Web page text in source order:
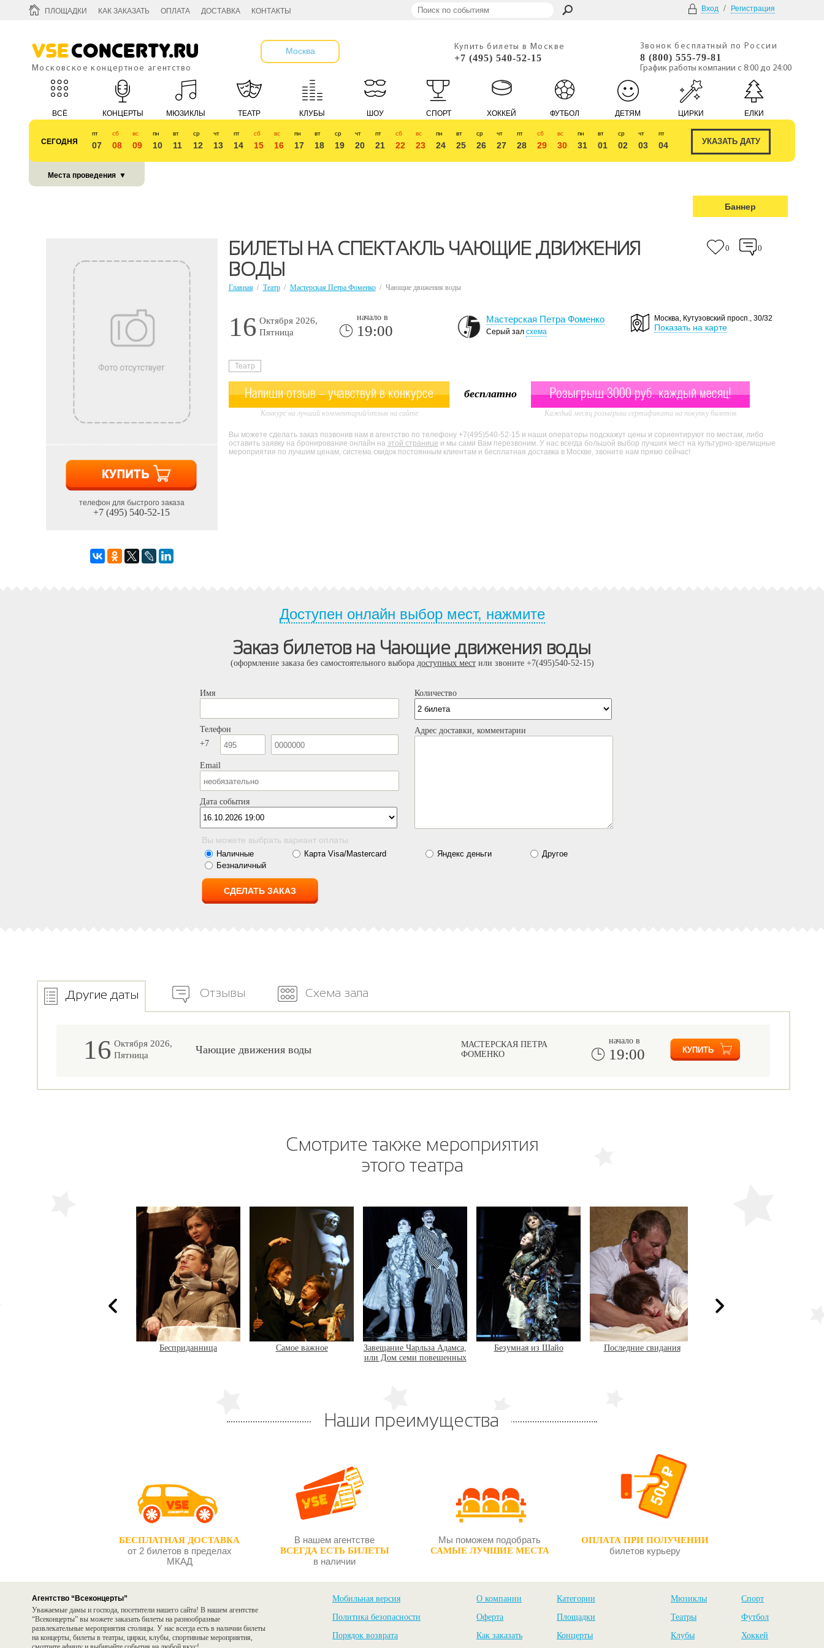
ПЛОЩАДКИ КАК ЗАКАЗАТЬ ОПЛАТА ДОСТАВКА КОНТАКТЫ Вход / Регистрация
VseConcerty.ru
Московское концертное агентство
Москва Купить билеты в Москве
+7 (495) 540-52-15
Звонок бесплатный по России
8 (800) 555-79-81
График работы компании с 8:00 до 24:00
ВСЁ КОНЦЕРТЫ МЮЗИКЛЫ ТЕАТР КЛУБЫ ШОУ СПОРТ ХОККЕЙ ФУТБОЛ ДЕТЯМ ЦИРКИ ЕЛКИ
СЕГОДНЯ
пт
07
сб
08
вс
09
пн
10
вт
11
ср
12
чт
13
пт
14
сб
15
вс
16
пн
17
вт
18
ср
19
чт
20
пт
21
сб
22
вс
23
пн
24
вт
25
ср
26
чт
27
пт
28
сб
29
вс
30
пн
31
вт
01
ср
02
чт
03
пт
04
Места проведения ▼
Баннер
телефон для быстрого заказа
+7 (495) 540-52-15
БИЛЕТЫ НА СПЕКТАКЛЬ ЧАЮЩИЕ ДВИЖЕНИЯ
ВОДЫ
0 0
Главная / Театр / Мастерская Петра Фоменко / Чающие движения воды
16 Октября 2026,
Пятница
начало в
19:00
Мастерская Петра Фоменко
Серый зал схема
Москва, Кутузовский просп., 30/32
Показать на карте
Театр
Напиши отзыв - учавствуй в конкурсе
Конкурс на лучший комментарий/отзыв на сайте
бесплатно Розыгрыш 3000 руб. каждый месяц!
Каждый месяц розыгрыш сертификата на покупку билетов
Вы можете сделать заказ позвонив нам в агентство по телефону +7(495)540-52-15 и наши операторы подскажут цены и сориентируют по местам, либо
оставить заявку на бронирование онлайн на этой странице и мы сами Вам перезвоним. У нас всегда большой выбор лучших мест на культурно-зрелищные
мероприятия по лучшим ценам, система скидок постоянным клиентам и бесплатная доставка в Москве, звоните нам прямо сейчас!
Доступен онлайн выбор мест, нажмите
Заказ билетов на Чающие движения воды
(оформление заказа без самостоятельного выбора доступных местили звоните +7(495)540-52-15)
Имя
Телефон
+7
Email
Дата события
Количество
Адрес доставки, комментарии
Вы можете выбрать вариант оплаты
Наличные Карта Visa/Mastercard Яндекс деньги
Другое
Безналичный
Другие даты Отзывы Схема зала
16 Октября 2026,
Пятница
Чающие движения воды
МАСТЕРСКАЯ ПЕТРА
ФОМЕНКО
начало в
19:00
Смотрите также мероприятия
этого театра
Самое важное
Завещание Чарльза Адамса,
Безумная из Шайо Последние свидания Смешной человек
Наши преимущества
БЕСПЛАТНАЯ ДОСТАВКА
от 2 билетов в пределах
МКАД
В нашем агентстве
ВСЕГДА ЕСТЬ БИЛЕТЫ
в наличии
Мы поможем подобрать
САМЫЕ ЛУЧШИЕ МЕСТА
ОПЛАТА ПРИ ПОЛУЧЕНИИ
билетов курьеру
Агентство “Всеконцерты”
Уважаемые дамы и господа, посетители нашего сайта! В нашем агентстве
“Всеконцерты” вы можете заказать билеты на разнообразные
развлекательные мероприятия столицы. У нас всегда есть в наличии билеты
на концерты, билеты в театры, цирки, клубы, спортивные мероприятия,
Мобильная версия
Политика безопасности
Порядок возврата
О компании
Оферта
Как заказать
Категории
Площадки
Концерты
Мюзиклы
Театры
Клубы
Спорт
Футбол
Хоккей